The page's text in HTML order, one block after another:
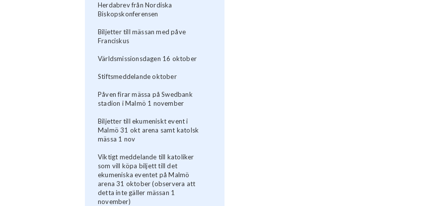
Herdabrev från Nordiska
Biskopskonferensen
Biljetter till mässan med påve
Franciskus
Världsmissionsdagen 16 oktober
Stiftsmeddelande oktober
Påven firar mässa på Swedbank
stadion i Malmö 1 november
Biljetter till ekumeniskt event i
Malmö 31 okt arena samt katolsk
mässa 1 nov
Viktigt meddelande till katoliker
som vill köpa biljett till det
ekumeniska eventet på Malmö
arena 31 oktober (observera att
detta inte gäller mässan 1
november)